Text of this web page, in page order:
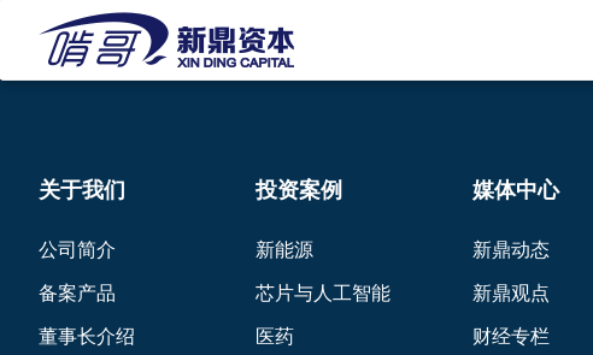
关于我们
公司简介
备案产品
董事长介绍
投资案例
新能源
芯片与人工智能
医药
媒体中心
新鼎动态
新鼎观点
财经专栏